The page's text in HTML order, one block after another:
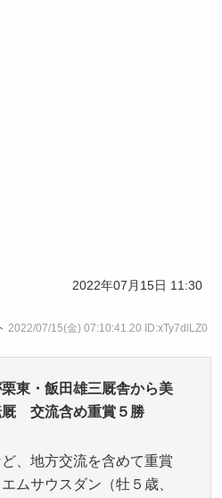
2022年07月15日 11:30
2022/07/15(金) 07:10:41.20 ID:xTy7dlLZ0
東・飯田雄三厩舎から美
厩 交流含め重賞５勝
、地方交流を含めて重賞
ムサウスダン（牡５歳、